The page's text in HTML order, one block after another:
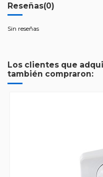
Reseñas(0)
Sin reseñas
Los clientes que
también compraron: